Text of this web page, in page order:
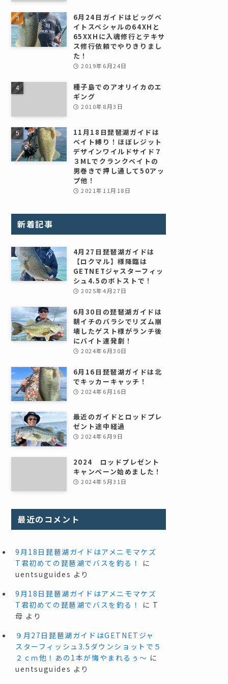
6月24日ガイドはビッグベ
イトスペシャルの64XHと
65XXHに入魂修行とテキサ
ス修行依頼でやりきりまし
た！
2019年6月24日
種子島でのアオリイカのエ
ギング
2010年8月3日
11月18日琵琶湖ガイドは
ベイト縛り！ほぼレジット
デザインワイルドサイド７
３MLでクランクベイトの
男巻きで押し通して50アッ
プ他！
2021年11月18日
新着記事
4月27日琵琶湖ガイドは
【ロクマル】様降臨は
GETNETジャスターフィッ
シュ4.5のボトストで！
2025年4月27日
6月30日の琵琶湖ガイドは
朝イチのバラシでリズム崩
壊したゲスト様がランチ後
にバイト連発劇！
2024年6月30日
6月16日琵琶湖ガイドは北
でキッカーキャッチ！
2024年6月16日
最近のガイドとロッドプレ
ゼント途中経過
2024年6月9日
2024 ロッドプレゼント
キャンペーン始めました！
2024年5月31日
最近のコメント
9月18日琵琶湖ガイドはアメニモマケズ
T君初めての琵琶湖でバスを釣る！
に
uentsuguides より
9月18日琵琶湖ガイドはアメニモマケズ
T君初めての琵琶湖でバスを釣る！
に T
母 より
９月27日琵琶湖ガイドはGETNETジャ
スターフィッシュ3.5ダウンショットで５
２ｃｍ他！あの1本が悔やまれるぅ～ に
uentsuguides より